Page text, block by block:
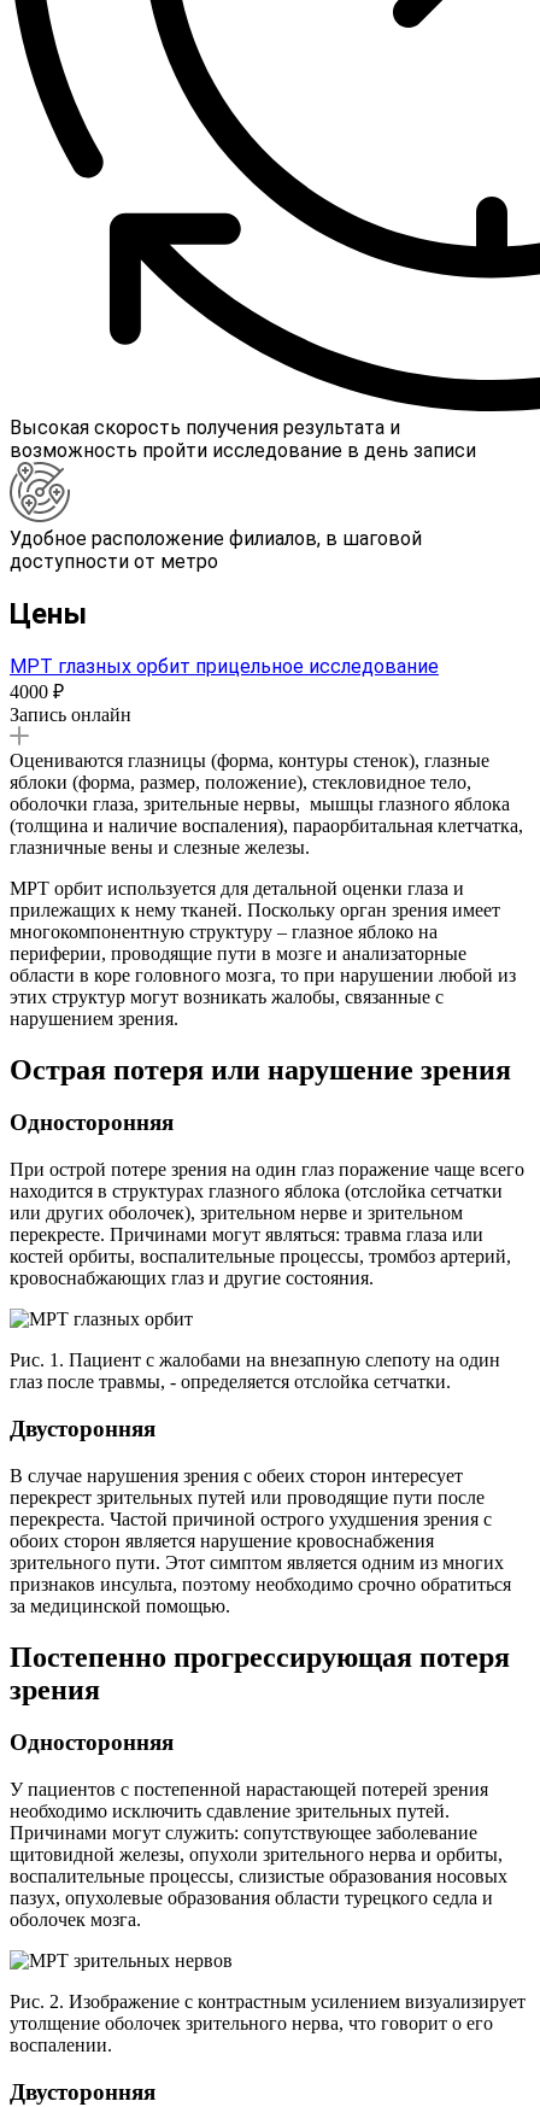
Высокая скорость получения результата и
возможность пройти исследование в день записи
Удобное расположение филиалов, в шаговой
доступности от метро
Цены
МРТ глазных орбит прицельное исследование
4000 ₽
Запись онлайн
Оцениваются глазницы (форма, контуры стенок), глазные
яблоки (форма, размер, положение), стекловидное тело,
оболочки глаза, зрительные нервы, мышцы глазного яблока
(толщина и наличие воспаления), параорбитальная клетчатка,
глазничные вены и слезные железы.
МРТ орбит используется для детальной оценки глаза и
прилежащих к нему тканей. Поскольку орган зрения имеет
многокомпонентную структуру – глазное яблоко на
периферии, проводящие пути в мозге и анализаторные
области в коре головного мозга, то при нарушении любой из
этих структур могут возникать жалобы, связанные с
нарушением зрения.
Острая потеря или нарушение зрения
Односторонняя
При острой потере зрения на один глаз поражение чаще всего
находится в структурах глазного яблока (отслойка сетчатки
или других оболочек), зрительном нерве и зрительном
перекресте. Причинами могут являться: травма глаза или
костей орбиты, воспалительные процессы, тромбоз артерий,
кровоснабжающих глаз и другие состояния.
Рис. 1. Пациент с жалобами на внезапную слепоту на один
глаз после травмы, - определяется отслойка сетчатки.
Двусторонняя
В случае нарушения зрения с обеих сторон интересует
перекрест зрительных путей или проводящие пути после
перекреста. Частой причиной острого ухудшения зрения с
обоих сторон является нарушение кровоснабжения
зрительного пути. Этот симптом является одним из многих
признаков инсульта, поэтому необходимо срочно обратиться
за медицинской помощью.
Постепенно прогрессирующая потеря
зрения
Односторонняя
У пациентов с постепенной нарастающей потерей зрения
необходимо исключить сдавление зрительных путей.
Причинами могут служить: сопутствующее заболевание
щитовидной железы, опухоли зрительного нерва и орбиты,
воспалительные процессы, слизистые образования носовых
пазух, опухолевые образования области турецкого седла и
оболочек мозга.
Рис. 2. Изображение с контрастным усилением визуализирует
утолщение оболочек зрительного нерва, что говорит о его
воспалении.
Двусторонняя